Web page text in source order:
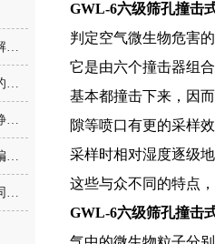
精准稳定、一机多用，恒温消解仪核心优势解读
全温振荡器与全温振荡培养箱的正确使用方法
全温振荡培养箱可用于运动和静态的培养
气浴恒温光照振荡培养箱十段编程智能控制
三用恒温水箱与三温水浴锅不同点的介绍
GWL-6六级筛孔撞击
判定空气微生物危害
它是由六个撞击器组
基本都撞击下来，因
隙等喷口有更的采样
采样时相对湿度逐级
这些与众不同的特点
GWL-6六级筛孔撞击